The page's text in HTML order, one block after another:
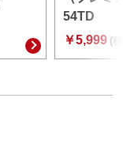
54TD
￥5,999 (